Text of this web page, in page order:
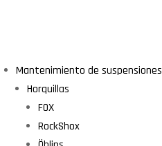
Mantenimiento de suspensiones
Horquillas
FOX
RockShox